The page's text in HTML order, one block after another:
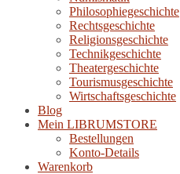
Philosophiegeschichte
Rechtsgeschichte
Religionsgeschichte
Technikgeschichte
Theatergeschichte
Tourismusgeschichte
Wirtschaftsgeschichte
Blog
Mein LIBRUMSTORE
Bestellungen
Konto-Details
Warenkorb